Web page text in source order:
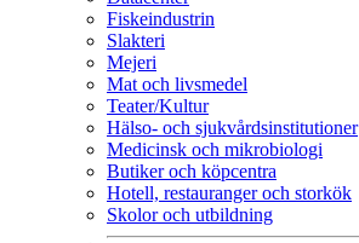
Fiskeindustrin
Slakteri
Mejeri
Mat och livsmedel
Teater/Kultur
Hälso- och sjukvårdsinstitutioner
Medicinsk och mikrobiologi
Butiker och köpcentra
Hotell, restauranger och storkök
Skolor och utbildning